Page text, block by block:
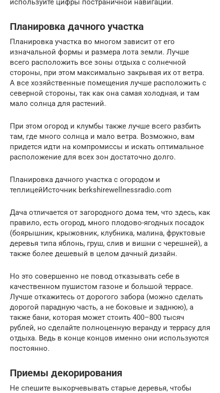
используйте цифры постраничной навигации.
Планировка дачного участка
Планировка участка во многом зависит от его
изначальной формы и размера лота земли. Лучше
всего расположить все зоны отдыха с солнечной
стороны, при этом максимально закрывая их от ветра.
А все хозяйственные помещения лучше расположить с
северной стороны, так как она самая холодная, и там
мало солнца для растений.
При этом огород и клумбы также лучше всего разбить
там, где много солнца и мало ветра. Возможно, вам
придется идти на компромиссы и искать оптимальное
расположение для всех зон достаточно долго.
Планировка дачного участка с огородом и
теплицейИсточник berkshirewellnessradio.com
Дача отличается от загородного дома тем, что здесь, как
правило, есть огород, много плодово-ягодных посадок
(боярышник, крыжовник, клубника, малина, фруктовые
деревья типа яблонь, груш, слив и вишни с черешней), а
также более дешевый в целом дачный дизайн.
Но это совершенно не повод отказывать себе в
качественном пушистом газоне и большой террасе.
Лучше откажитесь от дорогого забора (можно сделать
дорогой парадную часть, а не боковые и заднюю), а
также бани, которая может стоить 400–800 тысяч
рублей, но сделайте полноценную веранду и террасу для
отдыха. Ведь в конце концов именно они используются
постоянно.
Приемы декорирования
Не спешите выкорчевывать старые деревья, чтобы